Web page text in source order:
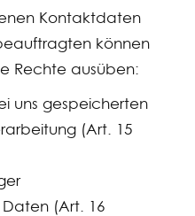
Kontaktdaten
können
Rechte ausüben:
uns gespeicherten
(Art. 15
(Art. 16